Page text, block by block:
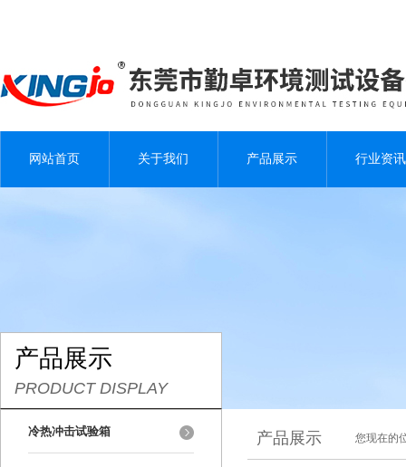
网站首页 关于我们 产品展示 行业资讯
产品展示
PRODUCT DISPLAY
冷热冲击试验箱 产品展示 您现在的